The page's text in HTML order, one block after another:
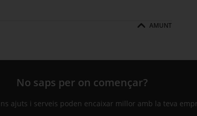
AMUNT
No saps per on començar?
ajuts i serveis poden encaixar millor amb la teva